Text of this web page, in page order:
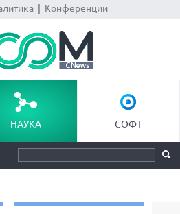
| Конференции
НАУКА СОФТ